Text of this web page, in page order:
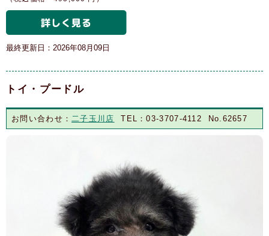
最終更新日：2026年08月09日
トイ・プードル
お問い合わせ：二子玉川店 TEL：03-3707-4112 No.62657